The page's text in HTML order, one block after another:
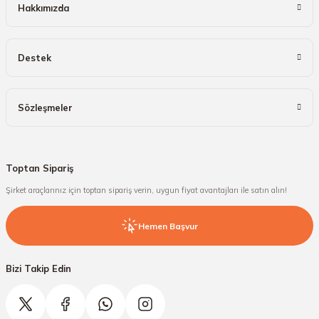
Hakkımızda
Destek
Sözleşmeler
Toptan Sipariş
Şirket araçlarınız için toptan sipariş verin, uygun fiyat avantajları ile satın alın!
Hemen Başvur
Bizi Takip Edin